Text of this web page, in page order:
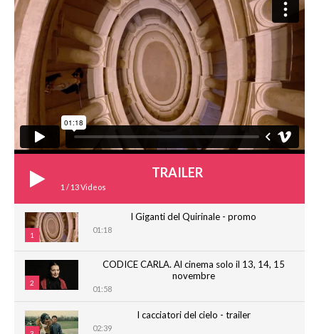
TRAILER
1 / 13Videos
1
I Giganti del Quirinale - promo
01:18
2
CODICE CARLA. Al cinema solo il 13, 14, 15
novembre
01:58
I cacciatori del cielo - trailer
02:39